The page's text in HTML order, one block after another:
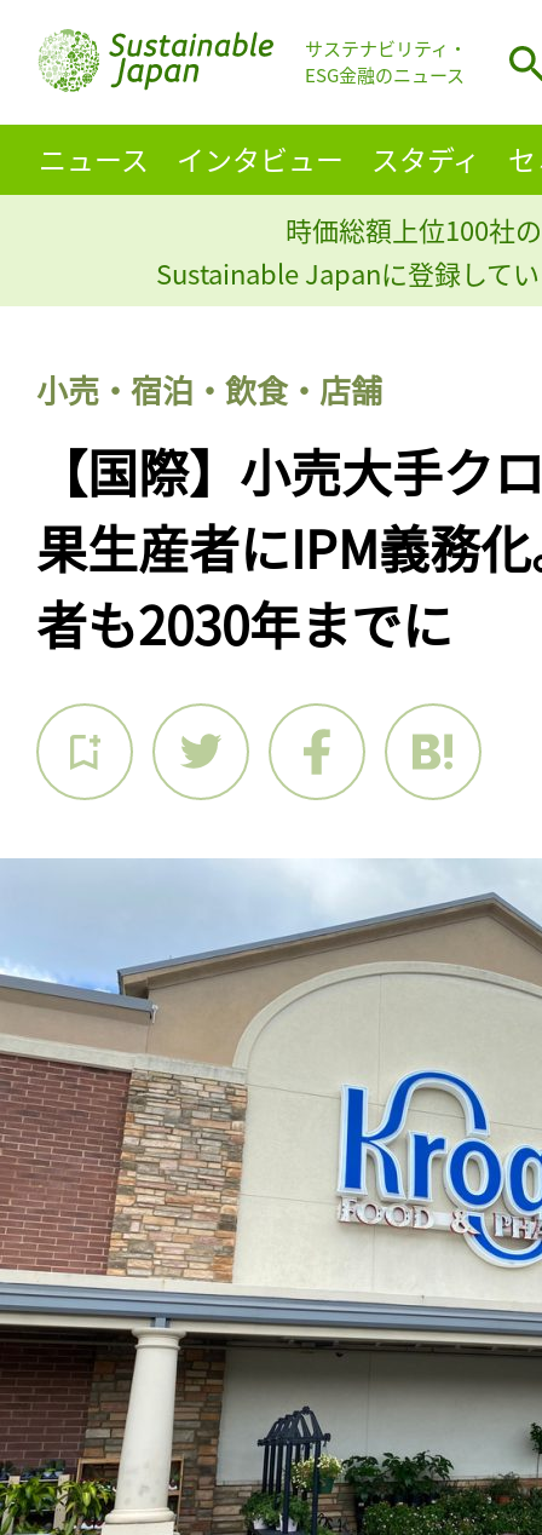
サステナビリティ・
ESG金融のニュース
ニュース インタビュー スタディ
時価総額上位100社
Sustainable Japanに登録して
小売・宿泊・飲食・店舗
【国際】小売大手ク
果生産者にIPM義務
者も2030年までに